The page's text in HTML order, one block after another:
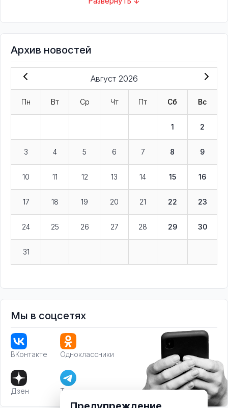
Архив новостей
Август 2026
Пн Вт Ср Чт Пт Сб Вс
1 2
3 4 5 6 7 8 9
10 11 12 13 14 15 16
17 18 19 20 21 22 23
24 25 26 27 28 29 30
31
Мы в соцсетях
ВКонтакте Одноклассники
Дзен Телеграм